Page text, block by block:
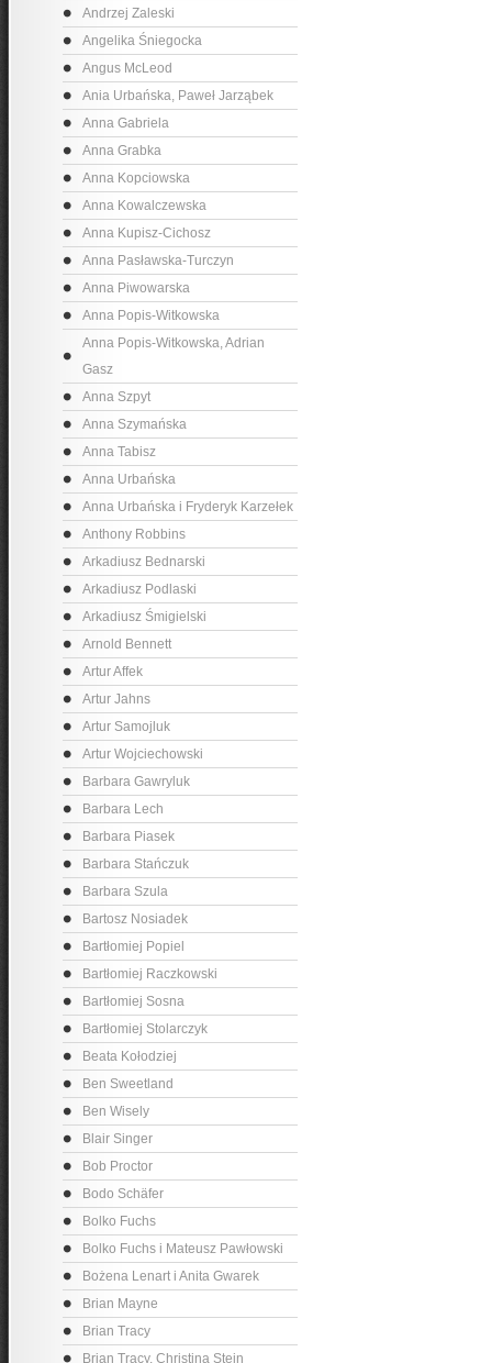
Andrzej Zaleski
Angelika Śniegocka
Angus McLeod
Ania Urbańska, Paweł Jarząbek
Anna Gabriela
Anna Grabka
Anna Kopciowska
Anna Kowalczewska
Anna Kupisz-Cichosz
Anna Pasławska-Turczyn
Anna Piwowarska
Anna Popis-Witkowska
Anna Popis-Witkowska, Adrian
Gasz
Anna Szpyt
Anna Szymańska
Anna Tabisz
Anna Urbańska
Anna Urbańska i Fryderyk Karzełek
Anthony Robbins
Arkadiusz Bednarski
Arkadiusz Podlaski
Arkadiusz Śmigielski
Arnold Bennett
Artur Affek
Artur Jahns
Artur Samojluk
Artur Wojciechowski
Barbara Gawryluk
Barbara Lech
Barbara Piasek
Barbara Stańczuk
Barbara Szula
Bartosz Nosiadek
Bartłomiej Popiel
Bartłomiej Raczkowski
Bartłomiej Sosna
Bartłomiej Stolarczyk
Beata Kołodziej
Ben Sweetland
Ben Wisely
Blair Singer
Bob Proctor
Bodo Schäfer
Bolko Fuchs
Bolko Fuchs i Mateusz Pawłowski
Bożena Lenart i Anita Gwarek
Brian Mayne
Brian Tracy
Brian Tracy, Christina Stein